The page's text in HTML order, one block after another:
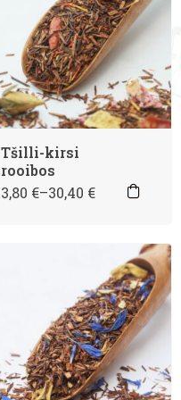
Tšilli-kirsi
rooibos
3,80 €–30,40 €